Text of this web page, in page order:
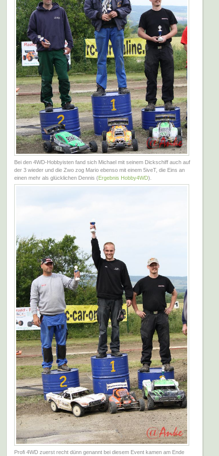
Bei den 4WD-Hobbyisten fand sich Michael mit seinem Dickschiff auch auf
der 3 wieder und die Zwo zog Mario ebenso mit einem 5iveT, die Eins an
einen mehr als glücklichen Dennis (Ergebnis Hobby4WD).
Profi 4WD zuerst recht dünn genannt bei diesem Event kamen am Ende